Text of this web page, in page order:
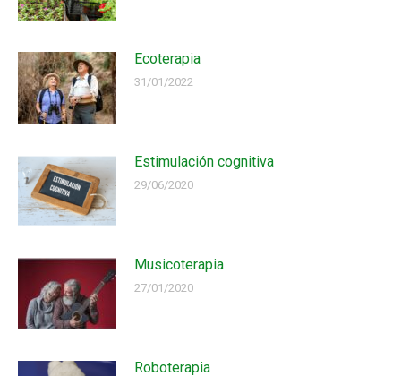
Ecoterapia
31/01/2022
Estimulación cognitiva
29/06/2020
Musicoterapia
27/01/2020
Roboterapia